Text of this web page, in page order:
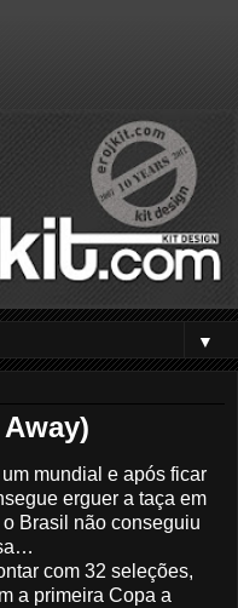
▼
mundial e após ficar
erguer a taça em
Brasil não conseguiu
com 32 seleções,
a primeira Copa a